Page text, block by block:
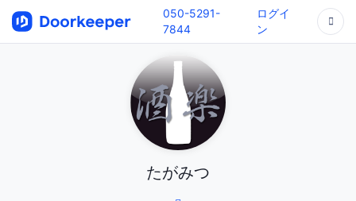
050-5291-
7844
ログイ
ン
たがみつ